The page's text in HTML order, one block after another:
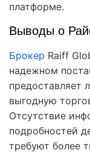
платформе.
Выводы о
Брокер Raiff
надежном
предоставляет
выгодную
Отсутствие
подробностей
требуют более